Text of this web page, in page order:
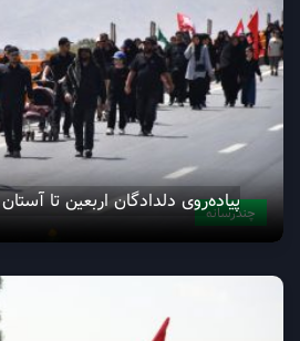
چندرسانه
پیاده‌روی دلدادگان اربعین تا